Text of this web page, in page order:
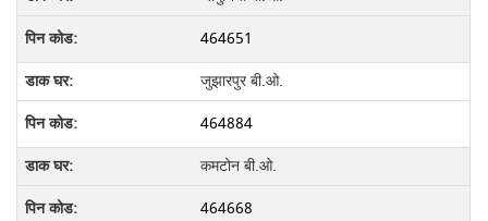
464651
जुझारपुर बी.ओ.
464884
कमटोन बी.ओ.
464668